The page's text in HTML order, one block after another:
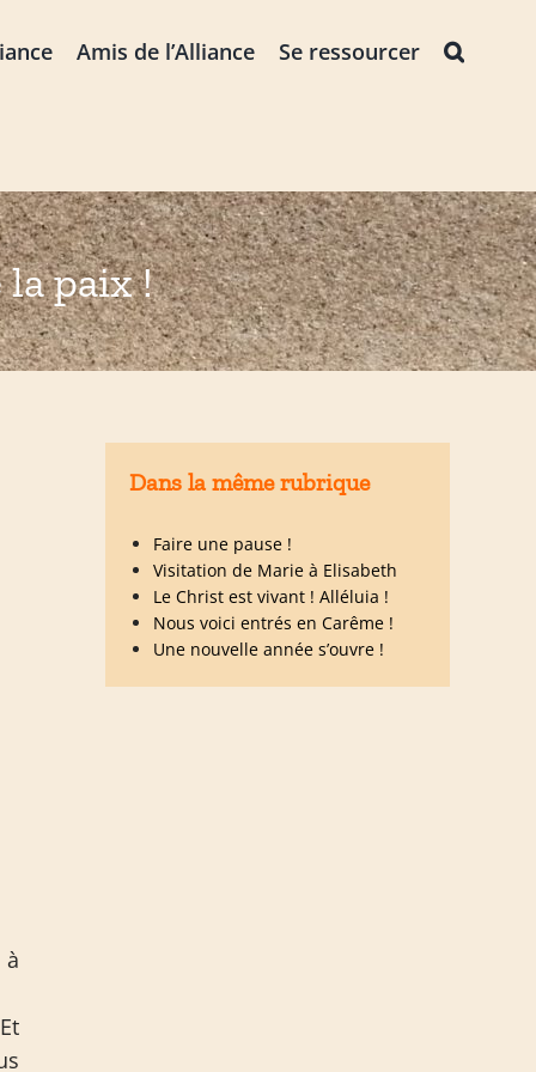
Amis de l’Alliance Se ressourcer
la paix !
Dans la même rubrique
Faire une pause !
Visitation de Marie à Elisabeth
Le Christ est vivant ! Alléluia !
Nous voici entrés en Carême !
Une nouvelle année s’ouvre !